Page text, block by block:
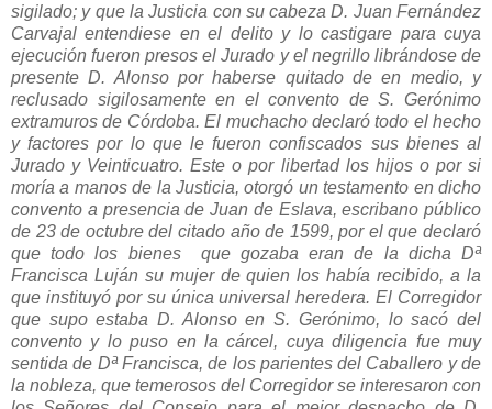
sigilado; y que la Justicia con su cabeza D. Juan Fernández
Carvajal entendiese en el delito y lo castigare para cuya
ejecución fueron presos el Jurado y el negrillo librándose de
presente D. Alonso por haberse quitado de en medio, y
reclusado sigilosamente en el convento de S. Gerónimo
extramuros de Córdoba. El muchacho declaró todo el hecho
y factores por lo que le fueron confiscados sus bienes al
Jurado y Veinticuatro. Este o por libertad los hijos o por si
moría a manos de la Justicia, otorgó un testamento en dicho
convento a presencia de Juan de Eslava, escribano público
de 23 de octubre del citado año de 1599, por el que declaró
que todo los bienes que gozaba eran de la dicha Dª
Francisca Luján su mujer de quien los había recibido, a la
que instituyó por su única universal heredera. El Corregidor
que supo estaba D. Alonso en S. Gerónimo, lo sacó del
convento y lo puso en la cárcel, cuya diligencia fue muy
sentida de Dª Francisca, de los parientes del Caballero y de
la nobleza, que temerosos del Corregidor se interesaron con